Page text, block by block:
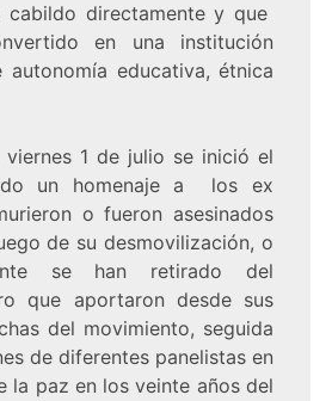
cabildo directamente y que
en una institución
autonomía educativa, étnica
viernes 1 de julio se inició el
un homenaje a los ex
o fueron asesinados
de su desmovilización, o
se han retirado del
que aportaron desde sus
del movimiento, seguida
de diferentes panelistas en
la paz en los veinte años del